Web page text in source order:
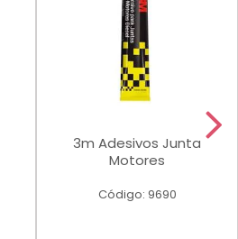
3m Adesivos Junta
Motores
Código: 9690